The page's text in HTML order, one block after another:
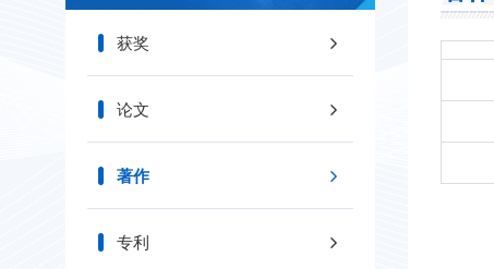
获奖
论文
著作
专利